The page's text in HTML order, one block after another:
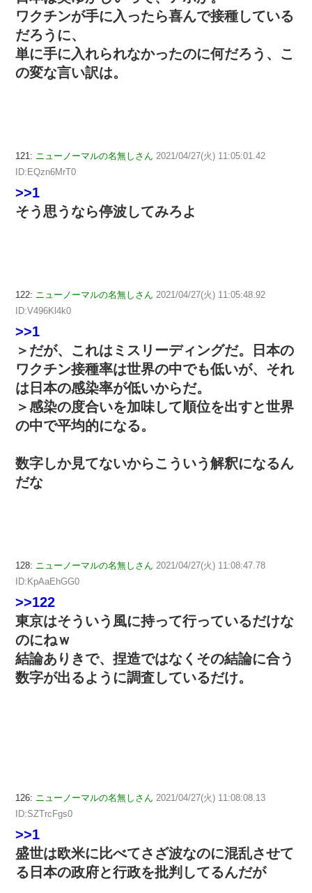
ワクチンが手に入ったら喜んで接種している
だろうに、
単に手に入れられなかったのに何だろう、こ
の変な言い訳は。
121: ニューノーマルの名無しさん 2021/04/27(火) 11:05:01.42
ID:EQzn6MrT0
>>1
そう思うなら停波してみろよ
122: ニューノーマルの名無しさん 2021/04/27(火) 11:05:48.92
ID:V496Kl4k0
>>1
＞だが、これはミスリーディングだ。日本の
ワクチン接種率は世界の中でも低いが、それ
は日本の感染率が低いからだ。
＞感染の度合いを加味して順位を出すと世界
の中で平均的になる。
数字しか見てないからこういう解釈になるん
だな
128: ニューノーマルの名無しさん 2021/04/27(火) 11:08:47.78
ID:KpAaEhGG0
>>122
東京はそういう風に持って行っているだけな
のにねｗ
結論ありきで、捏造ではなくその結論に合う
数字が出るように調査しているだけ。
126: ニューノーマルの名無しさん 2021/04/27(火) 11:08:08.13
ID:SZTrcFgs0
>>1
盛世は欧米に比べてさざ波なのに混乱させて
る日本の政府と行政を批判してるんだが